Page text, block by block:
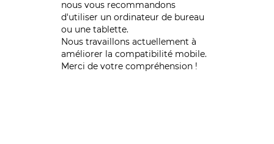
nous vous recommandons
d'utiliser un ordinateur de bureau
ou une tablette.
Nous travaillons actuellement à
améliorer la compatibilité mobile.
Merci de votre compréhension !